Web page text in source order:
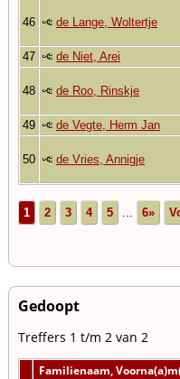
46 de Lange, Woltertje
47 de Niet, Arei
48 de Roo, Rinskje
49 de Vegte, Herm Jan
50 de Vries, Annigje
1 2 3 4 5 6»
Gedoopt
Treffers 1 t/m 2 van 2
Familienaam,